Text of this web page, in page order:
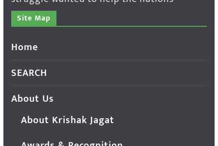
Site Map
Home
SEARCH
About Us
About Krishak Jagat